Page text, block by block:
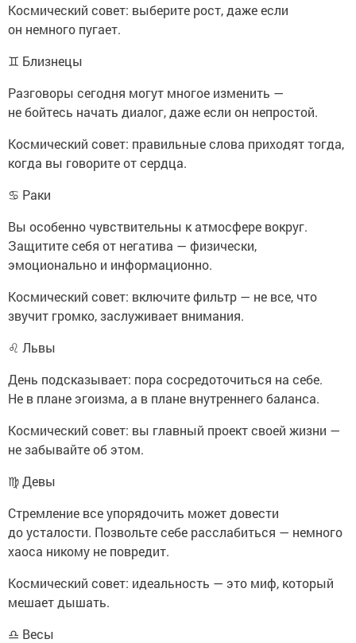
Космический совет: выберите рост, даже если
он немного пугает.
♊ Близнецы
Разговоры сегодня могут многое изменить —
не бойтесь начать диалог, даже если он непростой.
Космический совет: правильные слова приходят тогда,
когда вы говорите от сердца.
♋ Раки
Вы особенно чувствительны к атмосфере вокруг.
Защитите себя от негатива — физически,
эмоционально и информационно.
Космический совет: включите фильтр — не все, что
звучит громко, заслуживает внимания.
♌ Львы
День подсказывает: пора сосредоточиться на себе.
Не в плане эгоизма, а в плане внутреннего баланса.
Космический совет: вы главный проект своей жизни —
не забывайте об этом.
♍ Девы
Стремление все упорядочить может довести
до усталости. Позвольте себе расслабиться — немного
хаоса никому не повредит.
Космический совет: идеальность — это миф, который
мешает дышать.
♎ Весы